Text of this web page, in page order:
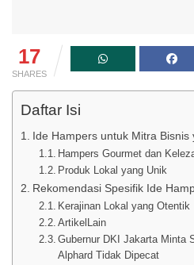
17
SHARES
Daftar Isi
Ide Hampers untuk Mitra Bisnis
Hampers Gourmet dan
Produk Lokal yang Unik
Rekomendasi Spesifik Ide
Kerajinan Lokal yang Otentik
ArtikelLain
Gubernur DKI Jakarta Minta
Alphard Tidak Dipecat